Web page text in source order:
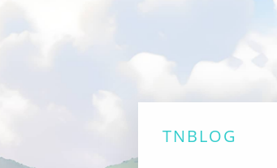
TNBLOG